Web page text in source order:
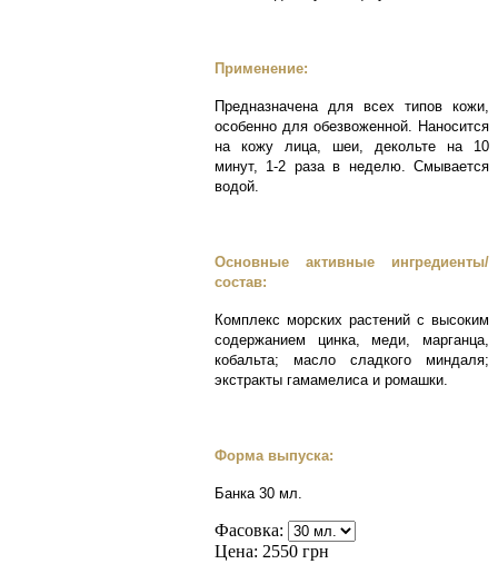
Применение:
Предназначена для всех типов кожи,
особенно для обезвоженной. Наносится
на кожу лица, шеи, декольте на 10
минут, 1-2 раза в неделю. Смывается
водой.
Основные активные ингредиенты/
состав:
Комплекс морских растений с высоким
содержанием цинка, меди, марганца,
кобальта; масло сладкого миндаля;
экстракты гамамелиса и ромашки.
Форма выпуска:
Банка 30 мл.
Фасовка:
Цена: 2550 грн